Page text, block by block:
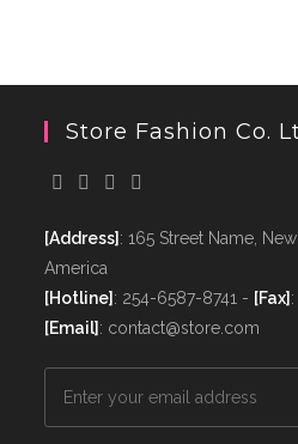
Store Fashion Co.
[Address]: 165 Street Name,
America
[Hotline]: 254-6587-8741 - [Fax]
[Email]: contact@store.com